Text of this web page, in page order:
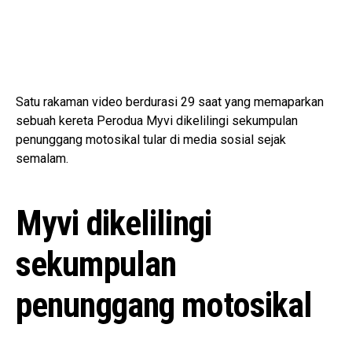
Satu rakaman video berdurasi 29 saat yang memaparkan
sebuah kereta Perodua Myvi dikelilingi sekumpulan
penunggang motosikal tular di media sosial sejak
semalam.
Myvi dikelilingi
sekumpulan
penunggang motosikal